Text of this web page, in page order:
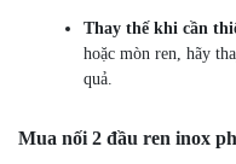
Thay thế khi cần
hoặc mòn ren, hãy
quả.
Mua nối 2 đầu ren inox